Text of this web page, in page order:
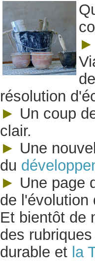
►
résolution
► Un coup
clair.
► Une
du
► Une page
de l'évolution
Et bientôt de
des
durable et la